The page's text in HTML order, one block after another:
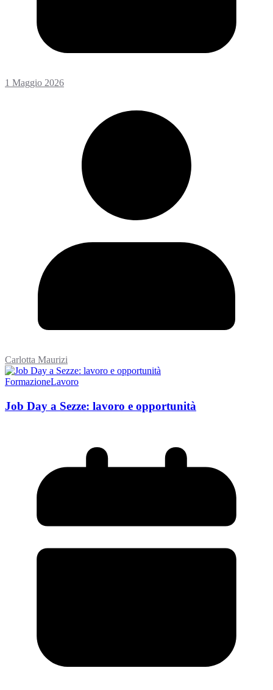
1 Maggio 2026
Carlotta Maurizi
FormazioneLavoro
Job Day a Sezze: lavoro e opportunità